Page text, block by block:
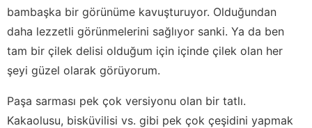
bambaşka bir görünüme kavuşturuyor. Olduğundan
daha lezzetli görünmelerini sağlıyor sanki. Ya da ben
tam bir çilek delisi olduğum için içinde çilek olan her
şeyi güzel olarak görüyorum.
Paşa sarması pek çok versiyonu olan bir tatlı.
Kakaolusu, bisküvilisi vs. gibi pek çok çeşidini yapmak